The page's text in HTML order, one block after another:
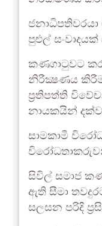
පුළුල්
කණගාටුවට
නිරීක්‍ෂණය
ප්‍රතිපත්ති
නායකයින්
සාමකාමී
සිවිල් සමාජ
ඇති සීමා
සලසන පරිදි